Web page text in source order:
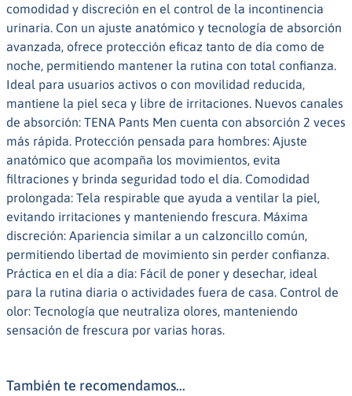
comodidad y discreción en el control de la incontinencia
urinaria. Con un ajuste anatómico y tecnología de absorción
avanzada, ofrece protección eficaz tanto de día como de
noche, permitiendo mantener la rutina con total confianza.
Ideal para usuarios activos o con movilidad reducida,
mantiene la piel seca y libre de irritaciones. Nuevos canales
de absorción: TENA Pants Men cuenta con absorción 2 veces
más rápida. Protección pensada para hombres: Ajuste
anatómico que acompaña los movimientos, evita
filtraciones y brinda seguridad todo el día. Comodidad
prolongada: Tela respirable que ayuda a ventilar la piel,
evitando irritaciones y manteniendo frescura. Máxima
discreción: Apariencia similar a un calzoncillo común,
permitiendo libertad de movimiento sin perder confianza.
Práctica en el día a día: Fácil de poner y desechar, ideal
para la rutina diaria o actividades fuera de casa. Control de
olor: Tecnología que neutraliza olores, manteniendo
sensación de frescura por varias horas.
También te recomendamos...